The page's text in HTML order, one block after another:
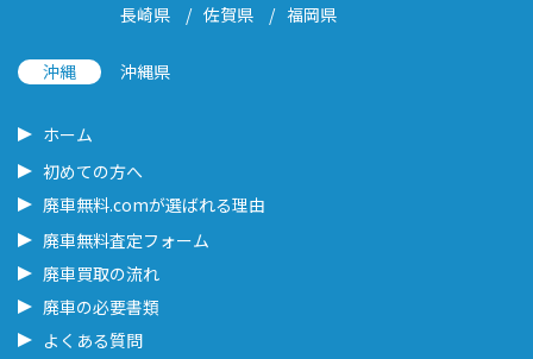
長崎県
佐賀県 福岡県
沖縄 沖縄県
ホーム
初めての方へ
廃車無料.comが選ばれる理由
廃車無料査定フォーム
廃車買取の流れ
廃車の必要書類
よくある質問